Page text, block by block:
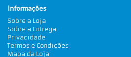
Informações
Sobre a Loja
Sobre a Entrega
Privacidade
Termos e Condições
Mapa da Loja